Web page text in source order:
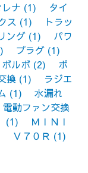
ナ (1)
タイ
ス (1)
トラッ
ング (1)
パワ
プラグ (1)
ボルボ (2)
ポ
換 (1)
ラジエ
(1)
水漏れ
電動ファン交換
(1)
ＭＩＮＩ
Ｖ７０Ｒ (1)